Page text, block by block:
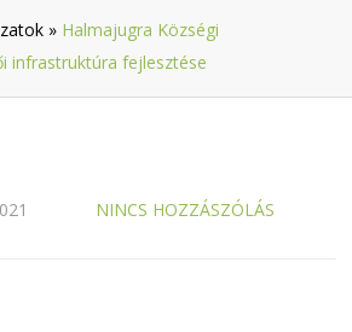
» Halmajugra Községi
infrastruktúra fejlesztése
NINCS HOZZÁSZÓLÁS